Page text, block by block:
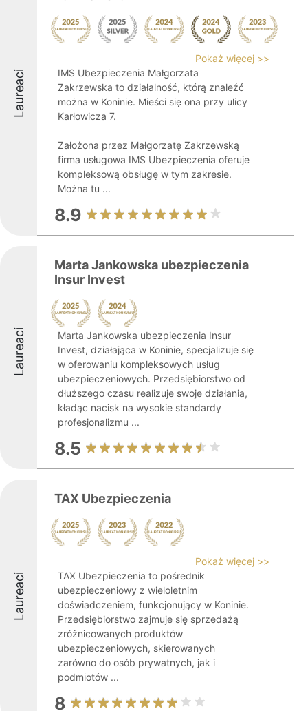
Laureaci
Pokaż więcej >>
IMS Ubezpieczenia Małgorzata
Zakrzewska to działalność, którą znaleźć
można w Koninie. Mieści się ona przy ulicy
Karłowicza 7.
Założona przez Małgorzatę Zakrzewską
firma usługowa IMS Ubezpieczenia oferuje
kompleksową obsługę w tym zakresie.
Można tu ...
8.9
Laureaci
Marta Jankowska ubezpieczenia
Insur Invest
Marta Jankowska ubezpieczenia Insur
Invest, działająca w Koninie, specjalizuje się
w oferowaniu kompleksowych usług
ubezpieczeniowych. Przedsiębiorstwo od
dłuższego czasu realizuje swoje działania,
kładąc nacisk na wysokie standardy
profesjonalizmu ...
8.5
Laureaci
TAX Ubezpieczenia
Pokaż więcej >>
TAX Ubezpieczenia to pośrednik
ubezpieczeniowy z wieloletnim
doświadczeniem, funkcjonujący w Koninie.
Przedsiębiorstwo zajmuje się sprzedażą
zróżnicowanych produktów
ubezpieczeniowych, skierowanych
zarówno do osób prywatnych, jak i
podmiotów ...
8